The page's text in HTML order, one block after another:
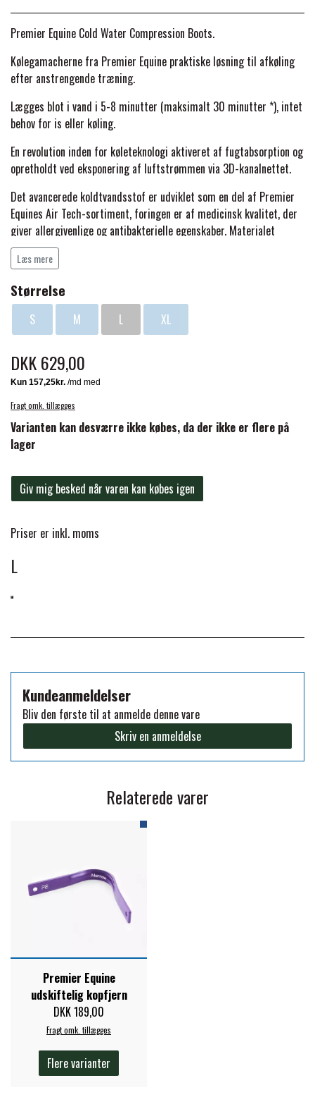
TERAPI PRODUKTER
HUER & HALSTØRKLÆDER
GAVEARTIKLER VOKSNE
BØRN & JUNIOR
INSEKTBESKYTTELSE
HESTEBOLCHER & TREATS
TILSKUD & VITAMINER
STALD & FOLD
SKO & SMEDEVÆRKTØJ
TRAVDÆKKEN & TILBEHØR
SKO & VÆRKTØJ
VOGNE & TILBEHØR
TRAV KUSK
PONYTRAV
GALOP
PREMIER EQUINE LINERS & DÆKKEN
TILBEHØR
PREMIER EQUINE WALKER & RIDEDÆKKEN
PREMIER EQUINE INSEKTBESKYTTELSE
PREMIER EQUINE MAGNET & INFRARØD
TERAPI
PREMIER EQUINE GRIMER & TRÆKTOV
PREMIER EQUINE TRENSE & TILBEHØR
PREMIER EQUINE SADLER
PREMIER EQUINE SADEL TILBEHØR
PREMIER EQUINE PADS
PREMIER EQUINE BENBESKYTTELSE
PREMIER EQUINE KØLETERAPI
PREMIER EQUINE GROOMING & STALD
PREMIER EQUINE RYTTER
CARR & DAY & MARTIN
CUSTOM
DELTACAST
EMIN
FENWICK LIQUID TITANIUM®
FORAN EQUINE
HAPPY MOUTH
HEVARI
LIKIT
MUSTAD
PHARMACARE
PREMIER EQUINE
RACING TACK
STAR TACK
Premier Equine Cold Water Compression Boots.
Kølegamacherne fra Premier Equine praktiske løsning til afkøling
efter anstrengende træning.
Lægges blot i vand i 5-8 minutter (maksimalt 30 minutter *), intet
behov for is eller køling.
En revolution inden for køleteknologi aktiveret af fugtabsorption og
opretholdt ved eksponering af luftstrømmen via 3D-kanalnettet.
Det avancerede koldtvandsstof er udviklet som en del af Premier
Equines Air Tech-sortiment, foringen er af medicinsk kvalitet, der
giver allergivenlige og antibakterielle egenskaber. Materialet
bruger en unik kemi for at opnå hurtig vandabsorption.
temperaturer, der er 6-12 ° køligere end omgivelsestemperaturen.
Sælges i par.
Læs mere
Størrelse
S M L XL
DKK 629,00
Fragt omk. tillægges
Varianten kan desværre ikke købes, da der ikke er flere på
lager
Giv mig besked når varen kan købes igen
Priser er inkl. moms
L
Kundeanmeldelser
Bliv den første til at anmelde denne vare
Skriv en anmeldelse
Relaterede varer
Premier Equine
udskiftelig kopfjern
DKK 189,00
Fragt omk. tillægges
Flere varianter